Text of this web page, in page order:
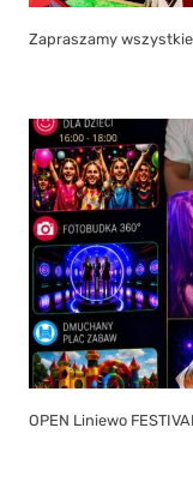
Zapraszamy
OPEN Liniewo FESTIVAL